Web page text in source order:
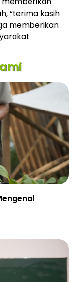
“terima kasih
memberikan